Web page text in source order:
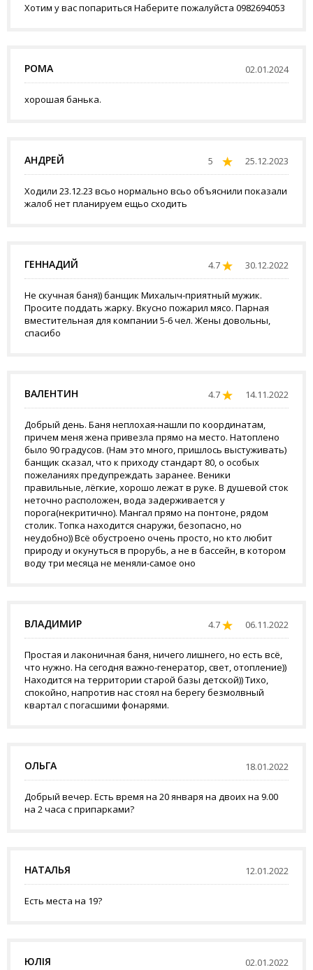
Хотим у вас попариться Наберите пожалуйста 0982694053
РОМА 02.01.2024
хорошая банька.
АНДРЕЙ 5 25.12.2023
Ходили 23.12.23 всьо нормально всьо объяснили показали
жалоб нет планируем ещьо сходить
ГЕННАДИЙ 4.7 30.12.2022
Не скучная баня)) банщик Михалыч-приятный мужик.
Просите поддать жарку. Вкусно пожарил мясо. Парная
вместительная для компании 5-6 чел. Жены довольны,
спасибо
ВАЛЕНТИН 4.7 14.11.2022
Добрый день. Баня неплохая-нашли по координатам,
причем меня жена привезла прямо на место. Натоплено
было 90 градусов. (Нам это много, пришлось выстуживать)
банщик сказал, что к приходу стандарт 80, о особых
пожеланиях предупреждать заранее. Веники
правильные, лёгкие, хорошо лежат в руке. В душевой сток
неточно расположен, вода задерживается у
порога(некритично). Мангал прямо на понтоне, рядом
столик. Топка находится снаружи, безопасно, но
неудобно)) Всё обустроено очень просто, но кто любит
природу и окунуться в прорубь, а не в бассейн, в котором
воду три месяца не меняли-самое оно
ВЛАДИМИР 4.7 06.11.2022
Простая и лаконичная баня, ничего лишнего, но есть всё,
что нужно. На сегодня важно-генератор, свет, отопление))
Находится на территории старой базы детской)) Тихо,
спокойно, напротив нас стоял на берегу безмолвный
квартал с погасшими фонарями.
ОЛЬГА 18.01.2022
Добрый вечер. Есть время на 20 января на двоих на 9.00
на 2 часа с припарками?
НАТАЛЬЯ 12.01.2022
Есть места на 19?
ЮЛІЯ 02.01.2022